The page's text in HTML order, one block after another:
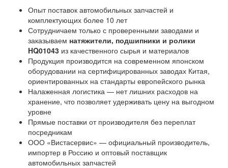
Опыт поставок автомобильных запчастей и
комплектующих более 10 лет
Сотрудничаем только с проверенными заводами и
заказываем натяжители, подшипники и ролики
HQ01043 из качественного сырья и материалов
Продукция производится на современном японском
оборудовании на сертифицированных заводах Китая,
ориентированных на стандарты европейского рынка
Налаженная логистика — нет лишних расходов на
хранение, что позволяет удерживать цену на выгодном
уровне
Прямые поставки от производителя без переплат
посредникам
ООО «Вистасервис» — официальный производитель,
импортер в Россию и оптовый поставщик
автомобильных запчастей